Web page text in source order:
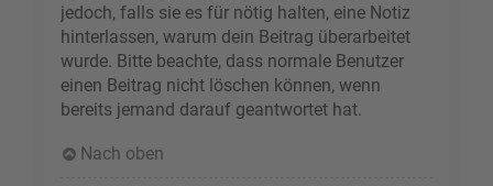
jedoch, falls sie es für nötig halten, eine Notiz
hinterlassen, warum dein Beitrag überarbeitet
wurde. Bitte beachte, dass normale Benutzer
einen Beitrag nicht löschen können, wenn
bereits jemand darauf geantwortet hat.
Nach oben